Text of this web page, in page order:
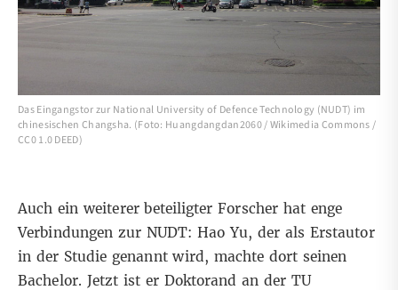
Das Eingangstor zur National University of Defence Technology (NUDT) im
chinesischen Changsha. (Foto: Huangdangdan2060 / Wikimedia Commons /
CC0 1.0 DEED)
Auch ein weiterer beteiligter Forscher hat enge
Verbindungen zur NUDT: Hao Yu, der als Erstautor
in der Studie genannt wird, machte dort seinen
Bachelor. Jetzt ist er Doktorand an der TU